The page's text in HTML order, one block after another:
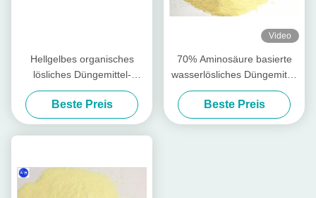
Hellgelbes organisches
lösliches Düngemittel-
Gemüseursprung alles
Ernte-Pflanzen
Beste Preis
Video
70% Aminosäure basierte
wasserlösliches Düngemittel
des Düngemittel-100%
Beste Preis